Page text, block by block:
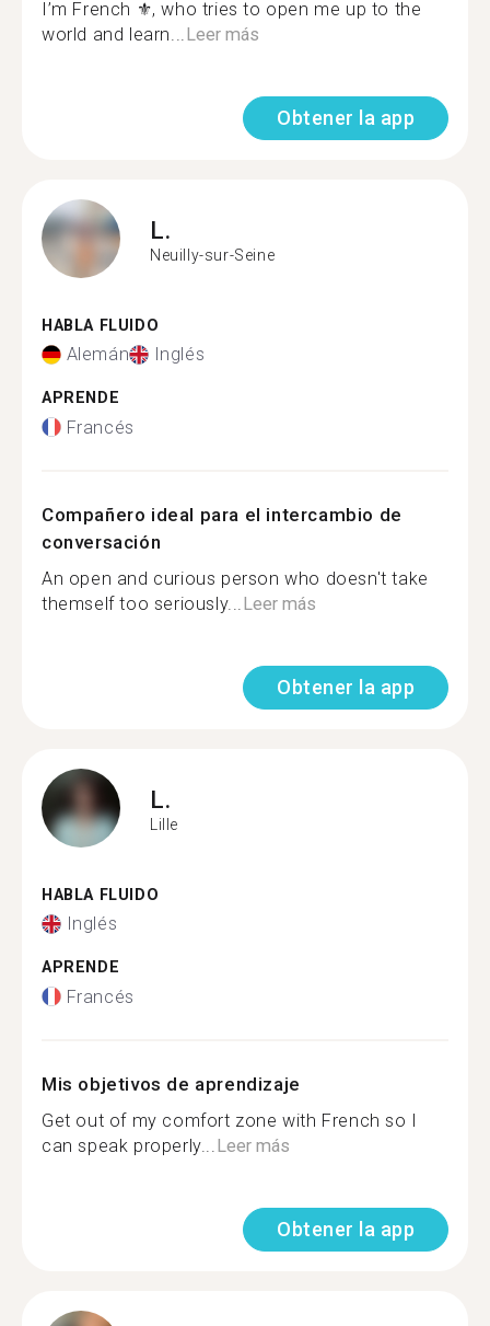
I’m French ⚜️, who tries to open me up to the
world and learn... Leer más
Obtener la app
L.
Neuilly-sur-Seine
HABLA FLUIDO
Alemán Inglés
APRENDE
Francés
Compañero ideal para el intercambio de
conversación
An open and curious person who doesn't take
themself too seriously... Leer más
Obtener la app
L.
Lille
HABLA FLUIDO
Inglés
APRENDE
Francés
Mis objetivos de aprendizaje
Get out of my comfort zone with French so I
can speak properly... Leer más
Obtener la app